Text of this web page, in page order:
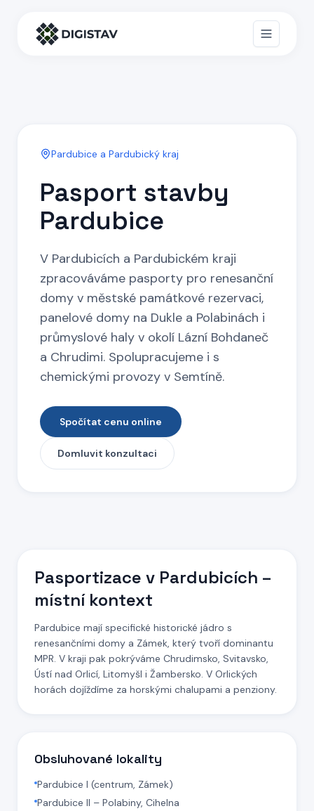
Pardubice a Pardubický kraj
Pasport stavby
Pardubice
V Pardubicích a Pardubickém kraji
zpracováváme pasporty pro renesanční
domy v městské památkové rezervaci,
panelové domy na Dukle a Polabinách i
průmyslové haly v okolí Lázní Bohdaneč
a Chrudimi. Spolupracujeme i s
chemickými provozy v Semtíně.
Spočítat cenu online
Domluvit konzultaci
Pasportizace v Pardubicích –
místní kontext
Pardubice mají specifické historické jádro s
renesančními domy a Zámek, který tvoří dominantu
MPR. V kraji pak pokrýváme Chrudimsko, Svitavsko,
Ústí nad Orlicí, Litomyšl i Žambersko. V Orlických
horách dojíždíme za horskými chalupami a penziony.
Obsluhované lokality
Pardubice I (centrum, Zámek)
Pardubice II – Polabiny, Cihelna